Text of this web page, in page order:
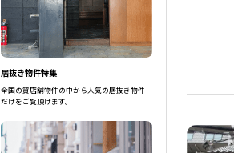
居抜き物件特集
全国の貸店舗物件の中から人気の居抜き物件
だけをご覧頂けます。
駅選択の場合は路線ごとに該当するものを全